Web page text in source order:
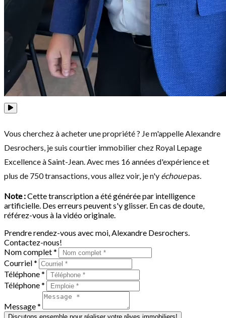
Vous cherchez à acheter une propriété ? Je m'appelle Alexandre
Desrochers, je suis courtier immobilier chez Royal Lepage
Excellence à Saint-Jean. Avec mes 16 années d'expérience et
plus de 750 transactions, vous allez voir, je n'y échouepas.
Note :Cette transcription a été générée par intelligence
artificielle. Des erreurs peuvent s'y glisser. En cas de doute,
référez-vous à la vidéo originale.
Prendre rendez-vous avec moi, Alexandre Desrochers.
Contactez-nous!
Nom complet *
Courriel *
Téléphone *
Téléphone *
Message *